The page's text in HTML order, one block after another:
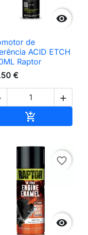

de
ACID ETCH
Raptor
€



favorite_border